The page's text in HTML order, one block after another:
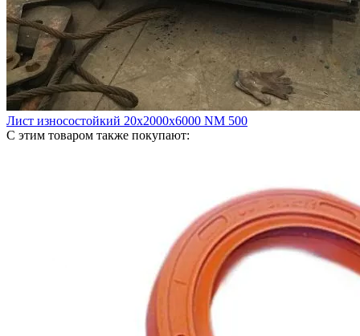
Лист износостойкий 20х2000х6000 NM 500
С этим товаром также покупают: